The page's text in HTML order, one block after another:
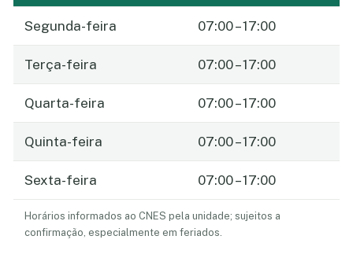
Segunda-feira 07:00 – 17:00
Terça-feira 07:00 – 17:00
Quarta-feira 07:00 – 17:00
Quinta-feira 07:00 – 17:00
Sexta-feira 07:00 – 17:00
Horários informados ao CNES pela unidade; sujeitos a
confirmação, especialmente em feriados.